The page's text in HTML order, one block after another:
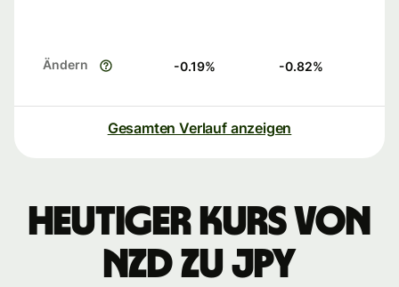
Ändern -0.19% -0.82%
Gesamten Verlauf anzeigen
Heutiger Kurs von
NZD zu JPY